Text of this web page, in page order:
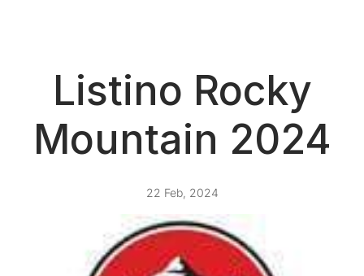
Listino Rocky
Mountain 2024
22 Feb, 2024